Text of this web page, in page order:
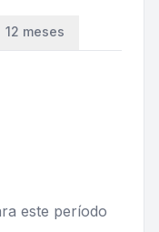
12 meses
este período